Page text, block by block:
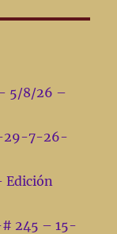
5/8/26 –
-29-7-26-
Edición
# 245 – 15-